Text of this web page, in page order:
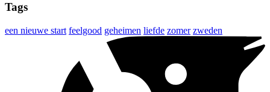
Tags
een nieuwe start feelgood geheimen liefde zomer zweden